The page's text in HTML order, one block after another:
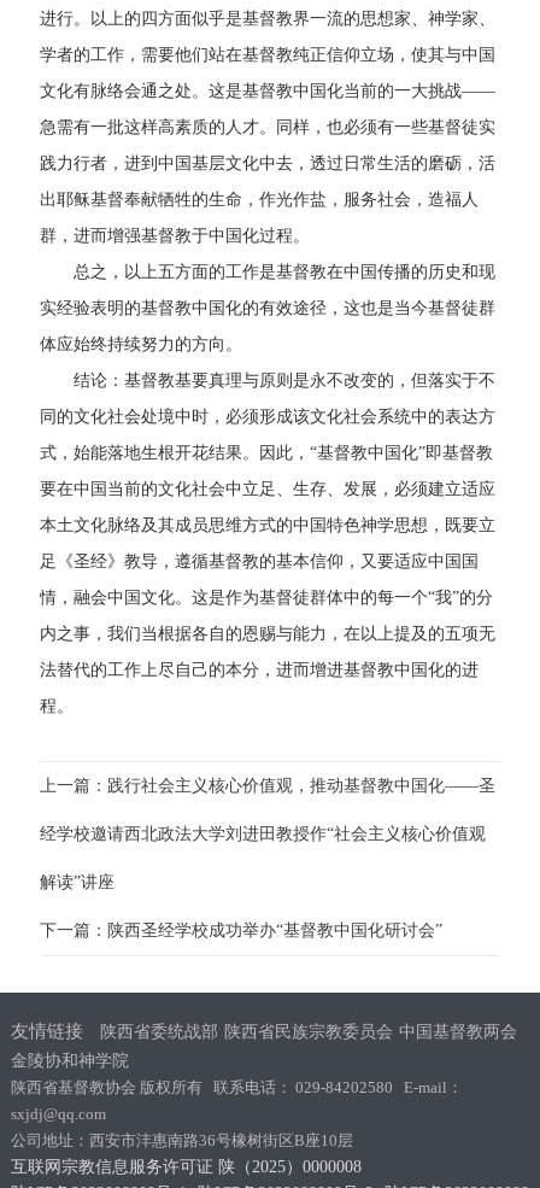
进行。以上的四方面似乎是基督教界一流的思想家、神学家、
学者的工作，需要他们站在基督教纯正信仰立场，使其与中国
文化有脉络会通之处。这是基督教中国化当前的一大挑战——
急需有一批这样高素质的人才。同样，也必须有一些基督徒实
践力行者，进到中国基层文化中去，透过日常生活的磨砺，活
出耶稣基督奉献牺牲的生命，作光作盐，服务社会，造福人
群，进而增强基督教于中国化过程。
总之，以上五方面的工作是基督教在中国传播的历史和现
实经验表明的基督教中国化的有效途径，这也是当今基督徒群
体应始终持续努力的方向。
结论：基督教基要真理与原则是永不改变的，但落实于不
同的文化社会处境中时，必须形成该文化社会系统中的表达方
式，始能落地生根开花结果。因此，“基督教中国化”即基督教
要在中国当前的文化社会中立足、生存、发展，必须建立适应
本土文化脉络及其成员思维方式的中国特色神学思想，既要立
足《圣经》教导，遵循基督教的基本信仰，又要适应中国国
情，融会中国文化。这是作为基督徒群体中的每一个“我”的分
内之事，我们当根据各自的恩赐与能力，在以上提及的五项无
法替代的工作上尽自己的本分，进而增进基督教中国化的进
程。
上一篇：践行社会主义核心价值观，推动基督教中国化——圣
经学校邀请西北政法大学刘进田教授作“社会主义核心价值观
解读”讲座
下一篇：陕西圣经学校成功举办“基督教中国化研讨会”
友情链接 陕西省委统战部 陕西省民族宗教委员会 中国基督教两会
金陵协和神学院
陕西省基督教协会 版权所有 联系电话： 029-84202580 E-mail：
sxjdj@qq.com
公司地址：西安市沣惠南路36号橡树街区B座10层
互联网宗教信息服务许可证 陕（2025）0000008